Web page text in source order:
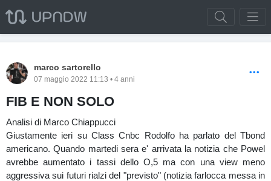
marco sartorello
07 maggio 2022 11:13 • 4 anni
FIB E NON SOLO
Analisi di Marco Chiappucci
Giustamente ieri su Class Cnbc Rodolfo ha parlato del Tbond
americano. Quando martedi sera e' arrivata la notizia che Powel
avrebbe aumentato i tassi dello O,5 ma con una view meno
aggressiva sui futuri rialzi del "previsto" (notizia farlocca messa in